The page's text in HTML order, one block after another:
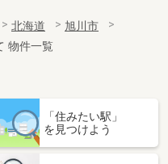
北海道
旭川市
物件一覧
「住みたい駅」
を見つけよう